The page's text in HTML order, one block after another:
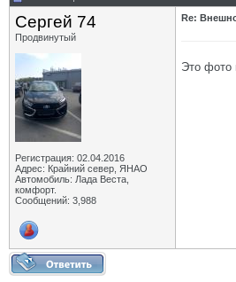
Сергей 74
Продвинутый
Регистрация: 02.04.2016
Адрес: Крайний север, ЯНАО
Автомобиль: Лада Веста,
комфорт.
Сообщений: 3,988
Re:
Это фото